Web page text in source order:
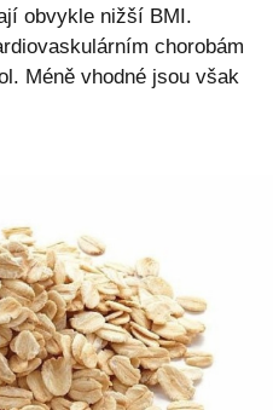
obvykle nižší BMI.
chorobám
Méně vhodné jsou však